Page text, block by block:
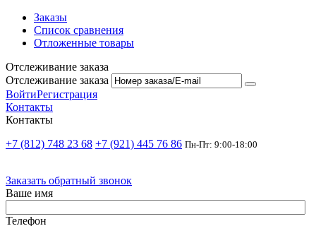
Заказы
Список сравнения
Отложенные товары
Отслеживание заказа
Отслеживание заказа
ВойтиРегистрация
Контакты
Контакты
+7 (812) 748 23 68 +7 (921) 445 76 86 Пн-Пт: 9:00-18:00
Заказать обратный звонок
Ваше имя
Телефон